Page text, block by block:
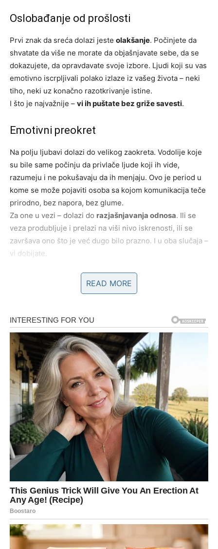
Oslobađanje od prošlosti
Prvi znak da sreća dolazi jeste olakšanje. Počinjete da
shvatate da više ne morate da objašnjavate sebe, da se
dokazujete, da opravdavate svoje izbore. Ljudi koji su vas
emotivno iscrpljivali polako izlaze iz vašeg života – neki
tiho, neki uz konačno razotkrivanje istine.
I što je najvažnije – vi ih puštate bez griže savesti.
Emotivni preokret
Na polju ljubavi dolazi do velikog zaokreta. Vodolije koje
su bile same počinju da privlače ljude koji ih vide,
razumeju i ne pokušavaju da ih menjaju. Ovo je period u
kome se može pojaviti osoba sa kojom komunikacija teče
prirodno, bez napora, bez glume.
Za one u vezi – dolazi do razjašnjavanja odnosa. Ili se
veza produbljuje i prelazi na viši nivo iskrenosti, ili se
završava ono što je već dugo bilo prazno. I u oba slučaja –
vi dobijate.
Unutrašnja sreća
lične slobode,
inspiracije i vere u sebe. Počinjete da se budite sa lakšim
mislima i jasnijim osećajem kuda želite da idete.
To je znak da ste ušli u fazu u kojoj život više ne ide
protiv vas, većsa vama.
RIBE – Nagrada za dušu koja je
previše volela i previše ćutala
Ribe su znak koji najdublje oseća. Vi ste oni koji veruju i
kada nemaju dokaz, koji vole i kada boli, koji daju i kada
im se ne vraća. Upravo zato ste u prethodnom periodu
prošli kroz mnogo razočaranja, emotivnih gubitaka i tihih
suza.
Ali sada –dolazi naplata karme u najlepšem mogućem
obliku.
Kraj emotivne patnje
READ MORE